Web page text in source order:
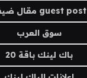
guest post مقال ضيف
سوق العرب
باك لينك باقة 20